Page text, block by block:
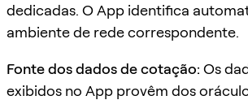
dedicadas. O App identifica
ambiente de rede correspondente.
Fonte dos dados de cotação: Os
exibidos no App provêm dos